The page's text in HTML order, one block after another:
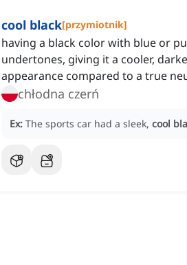
cool black[przymiotnik]
having a black color with blue or
undertones, giving it a cooler,
appearance compared to a true
chłodna czerń
Ex: The sports car had a sleek, cool